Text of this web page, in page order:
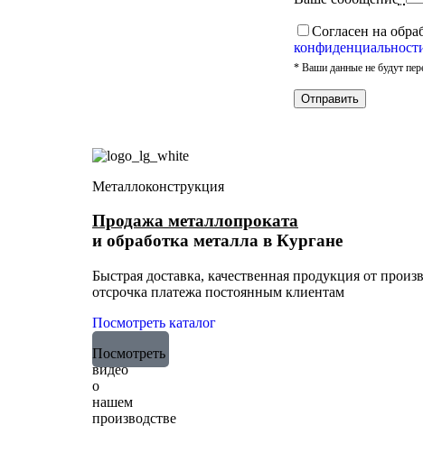
Cогласен на
* Ваши данные не будут
Металлоконструкция
Продажа металлопроката
и обработка металла в Кургане
Быстрая доставка, качественная продукция от
отсрочка платежа постоянным клиентам
Посмотреть каталог
Посмотреть
видео
о
нашем
производстве